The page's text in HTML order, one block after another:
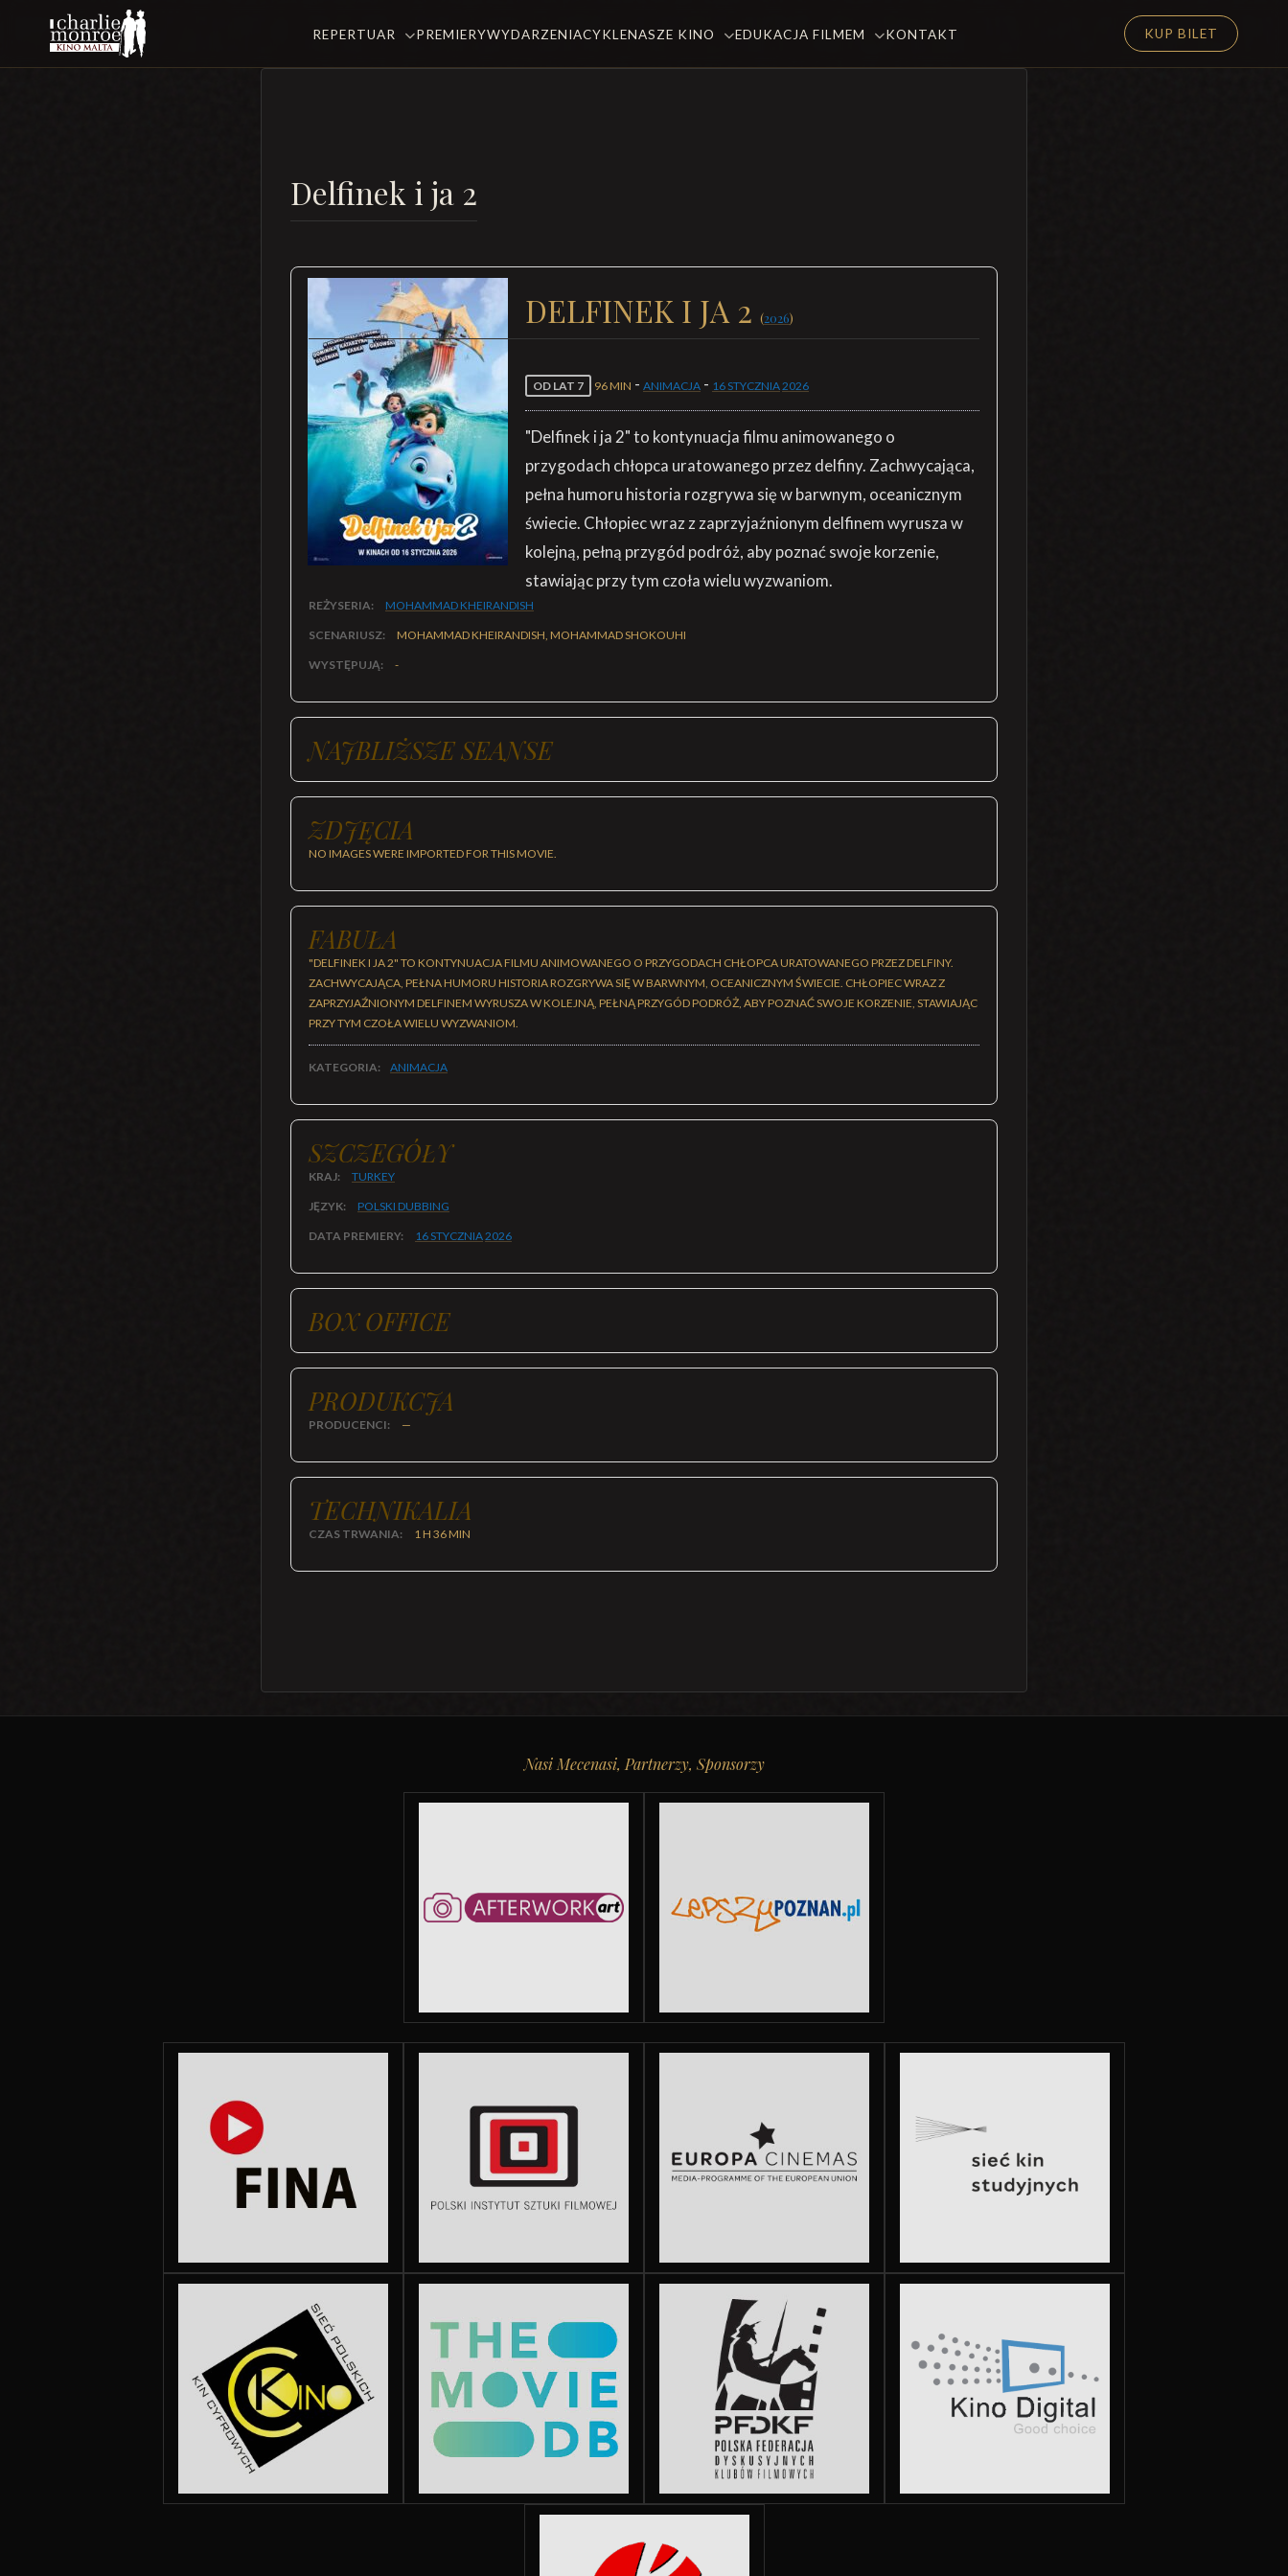
REPERTUAR PREMIERYWYDARZENIACYKLENASZE KINO EDUKACJA FILMEM KONTAKT KUP BILET
Delfinek i ja 2
DELFINEK I JA 2 (2026)
OD LAT 7 96 MIN - ANIMACJA - 16 STYCZNIA2026
"Delfinek i ja 2" to kontynuacja filmu animowanego o
przygodach chłopca uratowanego przez delfiny. Zachwycająca,
pełna humoru historia rozgrywa się w barwnym, oceanicznym
świecie. Chłopiec wraz z zaprzyjaźnionym delfinem wyrusza w
kolejną, pełną przygód podróż, aby poznać swoje korzenie,
stawiając przy tym czoła wielu wyzwaniom.
REŻYSERIA: MOHAMMAD KHEIRANDISH
SCENARIUSZ: MOHAMMAD KHEIRANDISH, MOHAMMAD SHOKOUHI
WYSTĘPUJĄ: -
NAJBLIŻSZE SEANSE
ZDJĘCIA
NO IMAGES WERE IMPORTED FOR THIS MOVIE.
FABUŁA
"DELFINEK I JA 2" TO KONTYNUACJA FILMU ANIMOWANEGO O PRZYGODACH CHŁOPCA URATOWANEGO PRZEZ DELFINY.
ZACHWYCAJĄCA, PEŁNA HUMORU HISTORIA ROZGRYWA SIĘ W BARWNYM, OCEANICZNYM ŚWIECIE. CHŁOPIEC WRAZ Z
ZAPRZYJAŹNIONYM DELFINEM WYRUSZA W KOLEJNĄ, PEŁNĄ PRZYGÓD PODRÓŻ, ABY POZNAĆ SWOJE KORZENIE, STAWIAJĄC
PRZY TYM CZOŁA WIELU WYZWANIOM.
KATEGORIA: ANIMACJA
SZCZEGÓŁY
KRAJ: TURKEY
JĘZYK: POLSKI DUBBING
DATA PREMIERY: 16 STYCZNIA2026
BOX OFFICE
PRODUKCJA
PRODUCENCI: —
TECHNIKALIA
CZAS TRWANIA: 1 H 36 MIN
Nasi Mecenasi, Partnerzy, Sponsorzy